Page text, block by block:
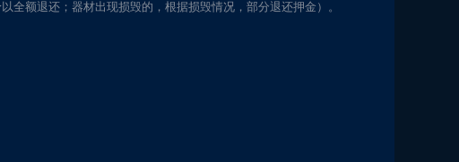
全额退还；器材出现损毁的，根据损毁情况，部分退还押金）。